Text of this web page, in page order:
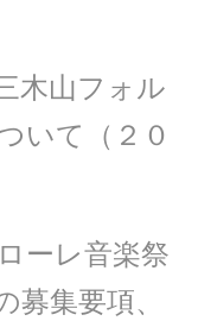
木山フォル
いて（２０
ーレ音楽祭
募集要項、